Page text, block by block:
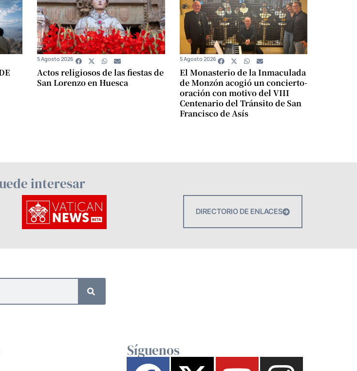
Actos religiosos de las fiestas de
San Lorenzo en Huesca
5 Agosto 2026
El Monasterio de la Inmaculada
de Monzón acogió un concierto-
oración con motivo del VIII
Centenario del Tránsito de San
Francisco de Asís
5 Agosto 2026
interesar
DIRECTORIO DE ENLACES
Síguenos